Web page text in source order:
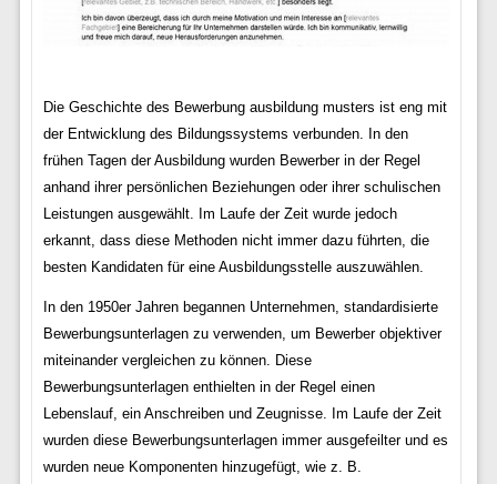
Die Geschichte des Bewerbung ausbildung musters ist eng mit
der Entwicklung des Bildungssystems verbunden. In den
frühen Tagen der Ausbildung wurden Bewerber in der Regel
anhand ihrer persönlichen Beziehungen oder ihrer schulischen
Leistungen ausgewählt. Im Laufe der Zeit wurde jedoch
erkannt, dass diese Methoden nicht immer dazu führten, die
besten Kandidaten für eine Ausbildungsstelle auszuwählen.
In den 1950er Jahren begannen Unternehmen, standardisierte
Bewerbungsunterlagen zu verwenden, um Bewerber objektiver
miteinander vergleichen zu können. Diese
Bewerbungsunterlagen enthielten in der Regel einen
Lebenslauf, ein Anschreiben und Zeugnisse. Im Laufe der Zeit
wurden diese Bewerbungsunterlagen immer ausgefeilter und es
wurden neue Komponenten hinzugefügt, wie z. B.